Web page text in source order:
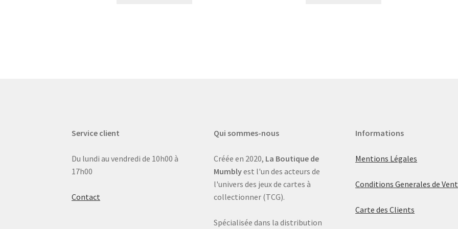
Service client
Du lundi au vendredi de 10h00 à
17h00
Contact
Qui sommes-nous
Créée en 2020, La Boutique de
Mumblyest l'un des acteurs de
l'univers des jeux de cartes à
collectionner (TCG).
Spécialisée dans la distribution
Informations
Mentions Légales
Conditions Generales de
Carte des Clients